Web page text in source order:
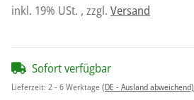
inkl. 19% USt. , zzgl. Versand
Sofort verfügbar
Lieferzeit: 2 - 6 Werktage(DE - Ausland abweichend)